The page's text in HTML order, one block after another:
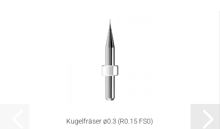
Kugelfräser ø0.3 (R0.15 FS0)